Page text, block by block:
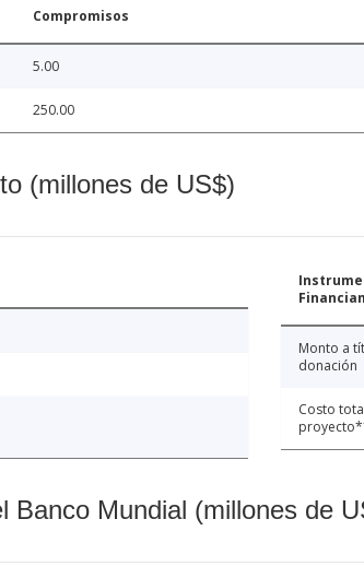
Compromisos
5.00
250.00
(millones de US$)
Monto a
donación
Costo
Banco Mundial (millones de